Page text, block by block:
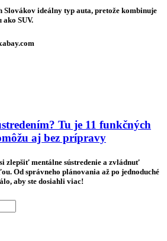
ideálny typ auta, pretože kombinuje
ako SUV.
Tu je 11 funkčných
aj bez prípravy
zlepšiť mentálne sústredenie a zvládnuť
Od správneho plánovania až po jednoduché
aby ste dosiahli viac!